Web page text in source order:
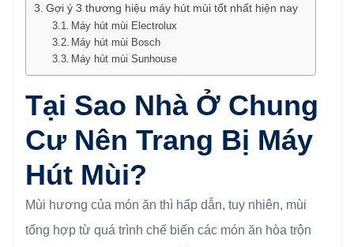
Gợi ý 3 thương hiệu máy hút mùi tốt nhất hiện nay
Máy hút mùi Electrolux
Máy hút mùi Bosch
Máy hút mùi Sunhouse
Tại Sao Nhà Ở Chung
Cư Nên Trang Bị Máy
Hút Mùi?
Mùi hương của món ăn thì hấp dẫn, tuy nhiên, mùi
tổng hợp từ quá trình chế biến các món ăn hòa trộn